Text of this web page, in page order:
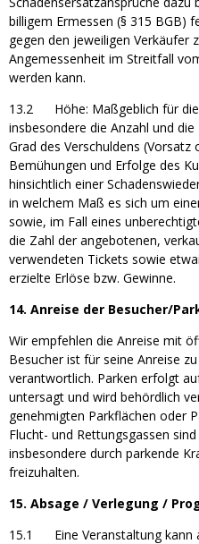
billigem Ermessen (§ 315 BGB)
gegen den jeweiligen Verkäufer
Angemessenheit im Streitfall
werden kann.
13.2 Höhe: Maßgeblich für die
insbesondere die Anzahl und
Grad des Verschuldens (Vorsatz
Bemühungen und Erfolge des
hinsichtlich einer
in welchem Maß es sich um
sowie, im Fall eines
die Zahl der angebotenen,
verwendeten Tickets sowie
erzielte Erlöse bzw. Gewinne.
14. Anreise der Besucher/
Wir empfehlen die Anreise mit
Besucher ist für seine Anreise
verantwortlich. Parken erfolgt
untersagt und wird behördlich
genehmigten Parkflächen oder
Flucht- und Rettungsgassen
insbesondere durch parkende
freizuhalten.
15. Absage / Verlegung /
15.1 Eine Veranstaltung kann